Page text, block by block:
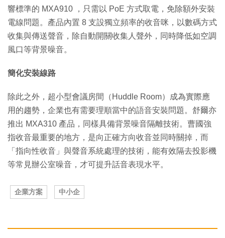
響標準的 MXA910 ，只需以 PoE 方式取電，免除額外安裝
電線問題。產品內置 8 支設獨立頻率的收音咪，以數碼方式
收集與傳送聲音，除自動開關收集人聲外，同時降低如空調
風口等背景噪音。
簡化安裝線路
除此之外，超小型會議房間（Huddle Room）成為實際應
用的趨勢，企業也有需要理順當中的語音安裝問題。舒爾亦
推出 MXA310 產品，同樣具備背景噪音隔離技術。曹國強
指收音最重要的地方，是向正確方向收音並同時關掉，而
「指向性收音」與聲音系統處理的技術，能有效隔去投影機
等常見辦公室噪音，才可提升話音表現水平。
企業方案 中小企